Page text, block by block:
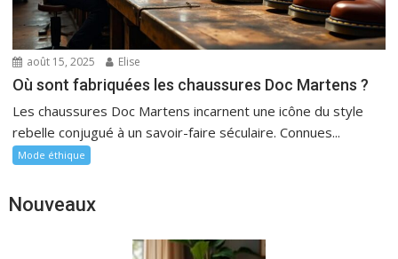
août 15, 2025 Elise
Où sont fabriquées les chaussures Doc Martens ?
Les chaussures Doc Martens incarnent une icône du style
rebelle conjugué à un savoir-faire séculaire. Connues...
Mode éthique
Nouveaux